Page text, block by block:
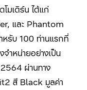
โมเดิร์น ได้แก่
และ Phantom
หรับ 100 ท่านแรกที่
จำหน่ายอย่างเป็น
2564 ผ่านทาง
สี Black มูลค่า